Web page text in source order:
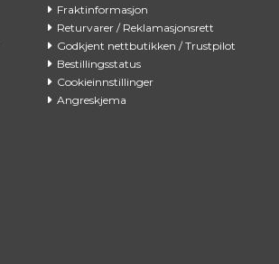
Fraktinformasjon
Returvarer / Reklamasjonsrett
Godkjent nettbutikken / Trustpilot
Bestillingsstatus
Cookieinnstillinger
Angreskjema